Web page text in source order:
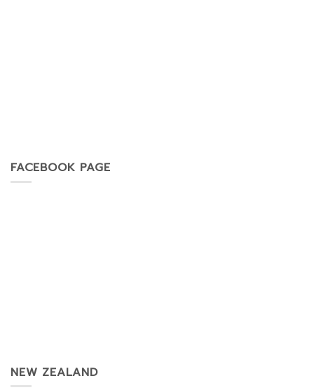
FACEBOOK PAGE
NEW ZEALAND